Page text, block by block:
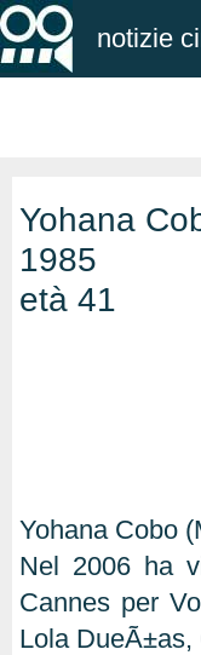
notizie
Yohana
1985
età 41
Yohana Cobo
Nel 2006 ha
Cannes per
Lola